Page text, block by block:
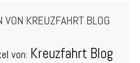
VON KREUZFAHRT BLOG
von: Kreuzfahrt Blog